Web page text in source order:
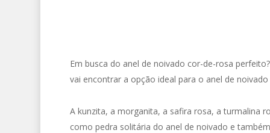
Em busca do anel de noivado cor-de-rosa
vai encontrar a opção ideal para o anel de
A kunzita, a morganita, a safira rosa, a turmalina
como pedra solitária do anel de noivado e